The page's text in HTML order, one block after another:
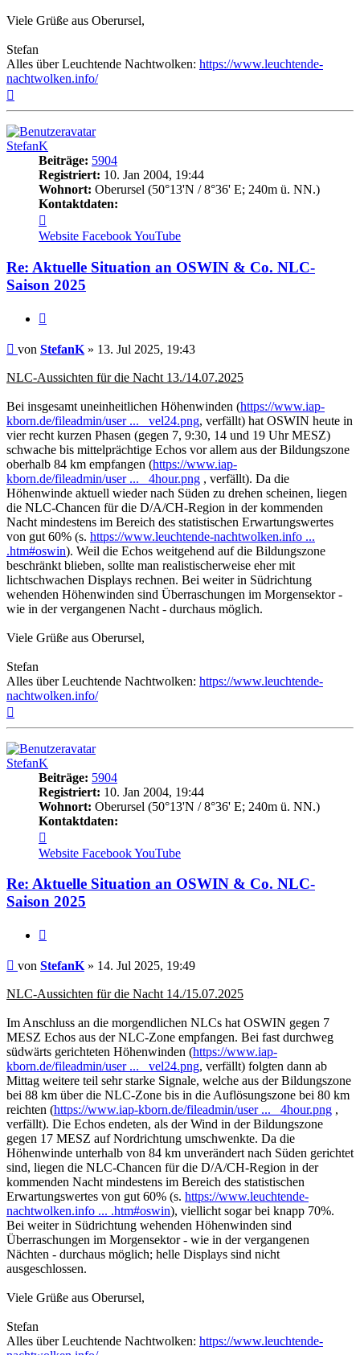
Viele Grüße aus Oberursel,
Stefan
Alles über Leuchtende Nachtwolken: https://www.leuchtende-
nachtwolken.info/
StefanK
Beiträge: 5904
Registriert: 10. Jan 2004, 19:44
Wohnort: Oberursel (50°13'N / 8°36' E; 240m ü. NN.)
Kontaktdaten:
von
StefanK
Website FacebookYouTube
Re: Aktuelle Situation an OSWIN & Co. NLC-
Saison 2025
Beitrag
von StefanK » 13. Jul 2025, 19:43
NLC-Aussichten für die Nacht 13./14.07.2025
Bei insgesamt uneinheitlichen Höhenwinden (https://www.iap-
kborn.de/fileadmin/user ... _vel24.png, verfällt) hat OSWIN heute in
vier recht kurzen Phasen (gegen 7, 9:30, 14 und 19 Uhr MESZ)
schwache bis mittelprächtige Echos vor allem aus der Bildungszone
oberhalb 84 km empfangen (https://www.iap-
kborn.de/fileadmin/user ... _4hour.png , verfällt). Da die
Höhenwinde aktuell wieder nach Süden zu drehen scheinen, liegen
die NLC-Chancen für die D/A/CH-Region in der kommenden
Nacht mindestens im Bereich des statistischen Erwartungswertes
von gut 60% (s. https://www.leuchtende-nachtwolken.info ...
.htm#oswin). Weil die Echos weitgehend auf die Bildungszone
beschränkt blieben, sollte man realistischerweise eher mit
lichtschwachen Displays rechnen. Bei weiter in Südrichtung
wehenden Höhenwinden sind Überraschungen im Morgensektor -
wie in der vergangenen Nacht - durchaus möglich.
Viele Grüße aus Oberursel,
Stefan
Alles über Leuchtende Nachtwolken: https://www.leuchtende-
nachtwolken.info/
StefanK
Beiträge: 5904
Registriert: 10. Jan 2004, 19:44
Wohnort: Oberursel (50°13'N / 8°36' E; 240m ü. NN.)
Kontaktdaten:
von
StefanK
Website FacebookYouTube
Re: Aktuelle Situation an OSWIN & Co. NLC-
Saison 2025
Beitrag
von StefanK » 14. Jul 2025, 19:49
NLC-Aussichten für die Nacht 14./15.07.2025
Im Anschluss an die morgendlichen NLCs hat OSWIN gegen 7
MESZ Echos aus der NLC-Zone empfangen. Bei fast durchweg
südwärts gerichteten Höhenwinden (https://www.iap-
kborn.de/fileadmin/user ... _vel24.png, verfällt) folgten dann ab
Mittag weitere teil sehr starke Signale, welche aus der Bildungszone
bei 88 km über die NLC-Zone bis in die Auflösungszone bei 80 km
reichten (https://www.iap-kborn.de/fileadmin/user ... _4hour.png ,
verfällt). Die Echos endeten, als der Wind in der Bildungszone
gegen 17 MESZ auf Nordrichtung umschwenkte. Da die
Höhenwinde unterhalb von 84 km unverändert nach Süden gerichtet
sind, liegen die NLC-Chancen für die D/A/CH-Region in der
kommenden Nacht mindestens im Bereich des statistischen
Erwartungswertes von gut 60% (s. https://www.leuchtende-
nachtwolken.info ... .htm#oswin), viellicht sogar bei knapp 70%.
Bei weiter in Südrichtung wehenden Höhenwinden sind
Überraschungen im Morgensektor - wie in der vergangenen
Nächten - durchaus möglich; helle Displays sind nicht
ausgeschlossen.
Viele Grüße aus Oberursel,
Stefan
Alles über Leuchtende Nachtwolken: https://www.leuchtende-